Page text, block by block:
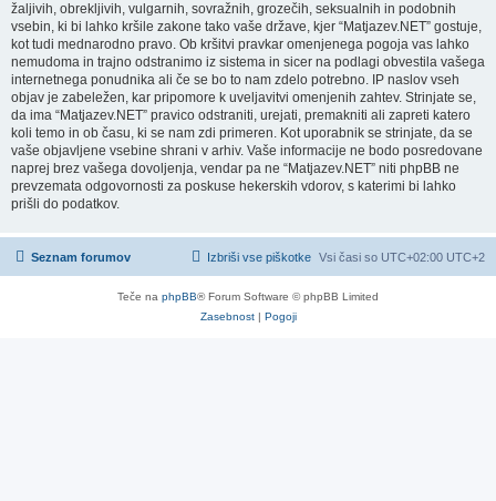
žaljivih, obrekljivih, vulgarnih, sovražnih, grozečih, seksualnih in podobnih
vsebin, ki bi lahko kršile zakone tako vaše države, kjer “Matjazev.NET” gostuje,
kot tudi mednarodno pravo. Ob kršitvi pravkar omenjenega pogoja vas lahko
nemudoma in trajno odstranimo iz sistema in sicer na podlagi obvestila vašega
internetnega ponudnika ali če se bo to nam zdelo potrebno. IP naslov vseh
objav je zabeležen, kar pripomore k uveljavitvi omenjenih zahtev. Strinjate se,
da ima “Matjazev.NET” pravico odstraniti, urejati, premakniti ali zapreti katero
koli temo in ob času, ki se nam zdi primeren. Kot uporabnik se strinjate, da se
vaše objavljene vsebine shrani v arhiv. Vaše informacije ne bodo posredovane
naprej brez vašega dovoljenja, vendar pa ne “Matjazev.NET” niti phpBB ne
prevzemata odgovornosti za poskuse hekerskih vdorov, s katerimi bi lahko
prišli do podatkov.
Seznam forumov Vsi časi so UTC+02:00 UTC+2
Izbriši vse piškotke
Teče na phpBB® Forum Software © phpBB Limited
Zasebnost| Pogoji